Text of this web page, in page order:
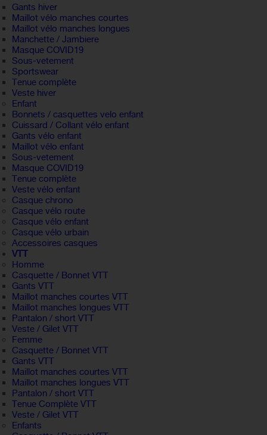
Gants hiver
Maillot vélo manches courtes
Maillot vélo manches longues
Manchette / Jambiere
Masque COVID19
Sous-vetement
Sportswear
Tenue complète
Veste hiver
Enfant
Bonnets / casquettes velo enfant
Cuissard / Collant vélo enfant
Gants vélo enfant
Maillot vélo enfant
Sous-vetement
Masque COVID19
Tenue complète
Veste vélo enfant
Casque chrono
Casque vélo route
Casque vélo enfant
Casque vélo urbain
Accessoires casques
VTT
Homme
Casquette / Bonnet VTT
Gants VTT
Maillot manches courtes VTT
Maillot manches longues VTT
Pantalon / short VTT
Veste / Gilet VTT
Femme
Casquette / Bonnet VTT
Gants VTT
Maillot manches courtes VTT
Maillot manches longues VTT
Pantalon / short VTT
Tenue Complète VTT
Veste / Gilet VTT
Enfants